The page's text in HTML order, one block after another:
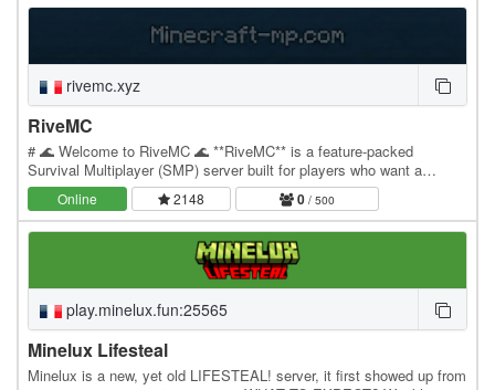
rivemc.xyz
RiveMC
# 🌊 Welcome to RiveMC 🌊 **RiveMC** is a feature-packed
Survival Multiplayer (SMP) server built for players who want a
smooth, fun, and unique experience. ✨ **Features:**…
Online 2148 0 / 500
play.minelux.fun:25565
Minelux Lifesteal
Minelux is a new, yet old LIFESTEAL! server, it first showed up from